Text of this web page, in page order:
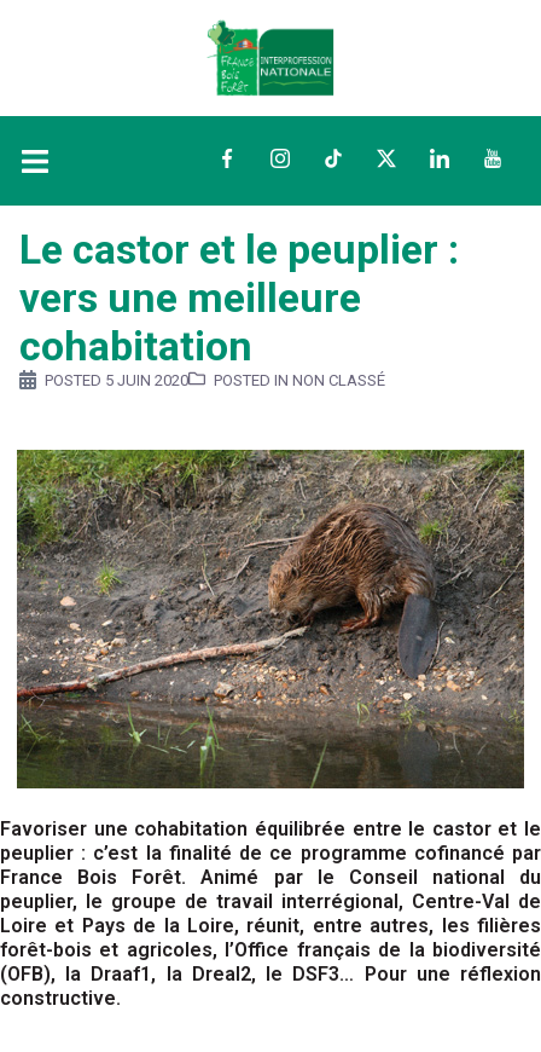
FacebookInstagramTikTokTwitterLinkedIn
Le castor et le peuplier :
vers une meilleure
cohabitation
POSTED 5 JUIN 2020 POSTED IN NON CLASSÉ
Favoriser une cohabitation équilibrée entre le castor et le
peuplier : c’est la finalité de ce programme cofinancé par
France Bois Forêt. Animé par le Conseil national du
peuplier, le groupe de travail interrégional, Centre-Val de
Loire et Pays de la Loire, réunit, entre autres, les filières
forêt-bois et agricoles, l’Office français de la biodiversité
(OFB), la Draaf1, la Dreal2, le DSF3… Pour une réflexion
constructive.